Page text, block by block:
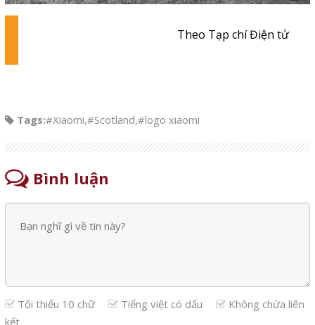
Theo Tạp chí Điện tử
Tags:#Xiaomi,#Scotland,#logo xiaomi
Bình luận
Tối thiểu 10 chữ Tiếng việt có dấu
Không chứa liên
kết